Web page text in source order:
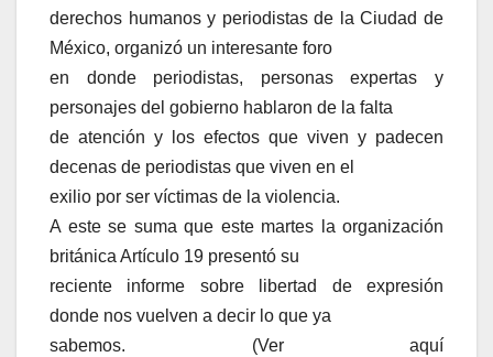
derechos humanos y periodistas de la Ciudad de
México, organizó un interesante foro
en donde periodistas, personas expertas y
personajes del gobierno hablaron de la falta
de atención y los efectos que viven y padecen
decenas de periodistas que viven en el
exilio por ser víctimas de la violencia.
A este se suma que este martes la organización
británica Artículo 19 presentó su
reciente informe sobre libertad de expresión
donde nos vuelven a decir lo que ya
sabemos. (Ver aquí